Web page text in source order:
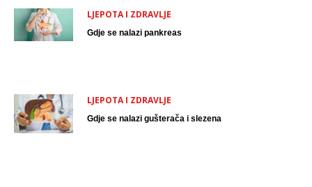
LJEPOTA I ZDRAVLJE
Gdje se nalazi pankreas
LJEPOTA I ZDRAVLJE
Gdje se nalazi gušterača i slezena